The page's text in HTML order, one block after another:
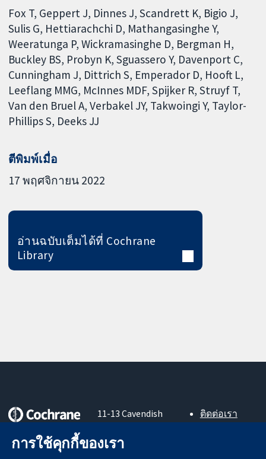
Fox T Geppert J Dinnes J Scandrett K Bigio J
Sulis G Hettiarachchi D Mathangasinghe Y
Weeratunga P Wickramasinghe D Bergman H
Buckley BS Probyn K Sguassero Y Davenport C
Cunningham J Dittrich S Emperador D Hooft L
Leeflang MMG McInnes MDF Spijker R Struyf T
Van den Bruel A Verbakel JY Takwoingi Y Taylor-
Phillips S Deeks JJ
ตีพิมพ์เมื่อ
17 พฤศจิกายน 2022
อ่านฉบับเต็มได้ที่ Cochrane
Library
หลักฐานที่เชื่อถือ
ได้
11-13 Cavendish
London
ติดต่อเรา
การใช้คุกกี้ของเรา